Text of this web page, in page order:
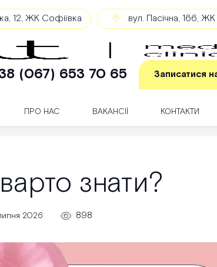
12, ЖК Софіївка вул. Пасічна, 166,
(067) 653 70 65 Записатися
ПРО НАС ВАКАНСІЇ КОНТАКТИ
знати?
2026 898